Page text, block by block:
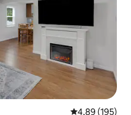
Calificación
4,89 (195)